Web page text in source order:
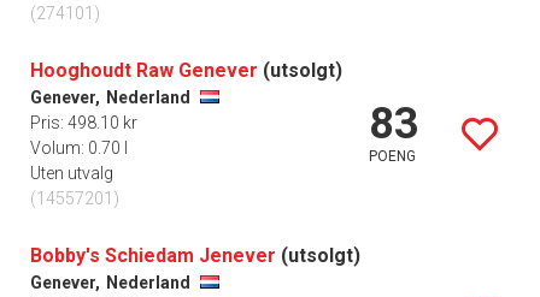
(274101)
Hooghoudt Raw Genever (utsolgt)
Genever, Nederland
Pris: 498.10 kr
Volum: 0.70 l
Uten utvalg
(14557201)
83
POENG
Bobby's Schiedam Jenever (utsolgt)
Genever, Nederland